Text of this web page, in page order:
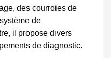
des courroies de
de
il propose divers
de diagnostic.